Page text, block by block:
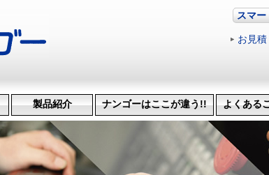
スマ
お見
製品紹介
機械加工
治具･省力化機械
試作・開発
特許技術
ナンゴーはここが違う!!
よくある